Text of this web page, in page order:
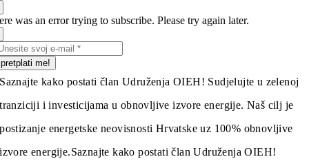
was an error trying to subscribe. Please try again later.
pretplati me!
Saznajte kako postati član Udruženja OIEH! Sudjelujte u zelenoj
tranziciji i investicijama u obnovljive izvore energije. Naš cilj je
postizanje energetske neovisnosti Hrvatske uz 100% obnovljive
izvore energije.Saznajte kako postati član Udruženja OIEH!